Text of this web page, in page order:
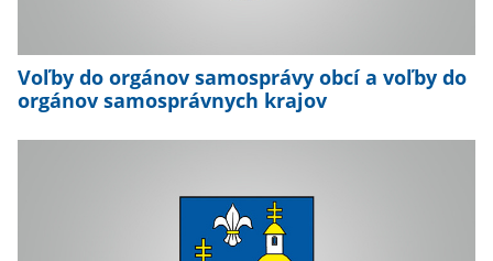
Voľby do orgánov samosprávy obcí a voľby do
orgánov samosprávnych krajov